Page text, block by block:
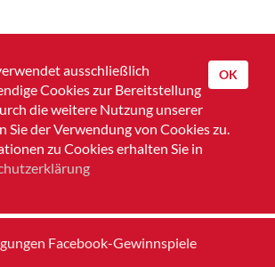
Facebook-Gewinnspiele
OK
ausschließlich
Cookies zur Bereitstellung
die weitere Nutzung unserer
Sie der Verwendung von Cookies zu.
zu Cookies erhalten Sie in